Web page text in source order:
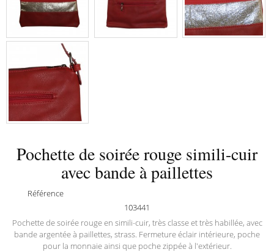
Pochette de soirée rouge simili-cuir
avec bande à paillettes
Référence
103441
Pochette de soirée rouge en simili-cuir, très classe et très habillée, avec
bande argentée à paillettes, strass. Fermeture éclair intérieure, poche
pour la monnaie ainsi que poche zippée à l'extérieur.